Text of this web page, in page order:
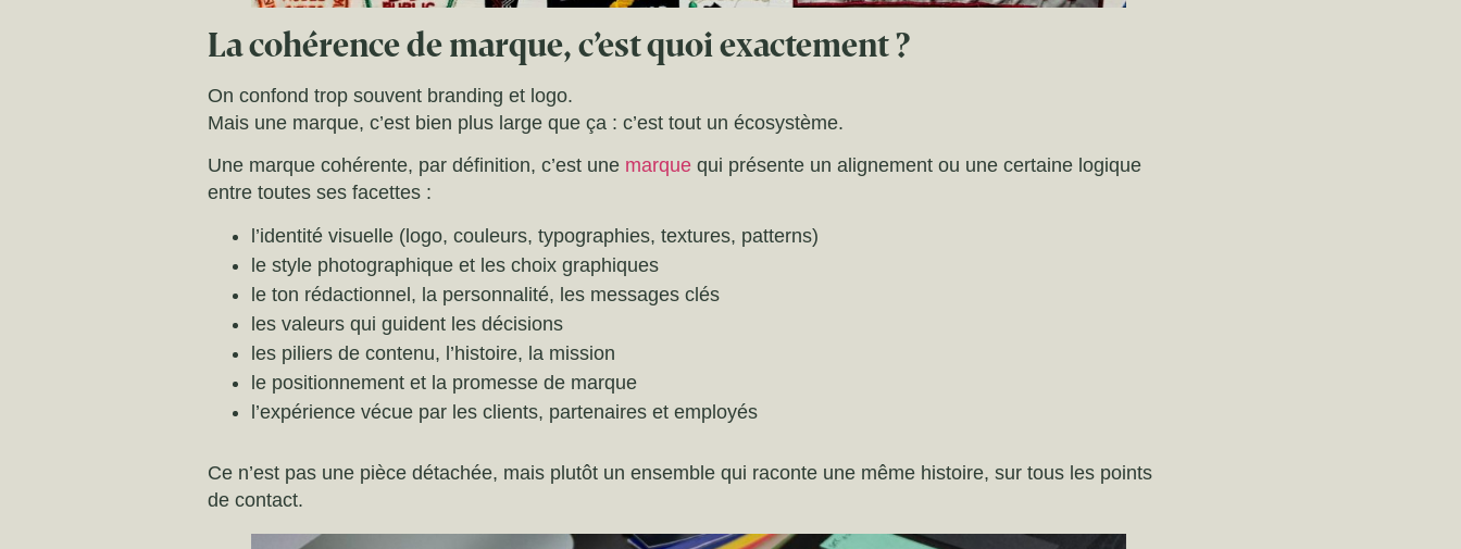
La cohérence de marque, c’est quoi exactement ?
On confond trop souvent branding et logo.
Mais une marque, c’est bien plus large que ça : c’est tout un écosystème.
Une marque cohérente, par définition, c’est une marquequi présente un alignement ou une certaine logique
entre toutes ses facettes :
l’identité visuelle (logo, couleurs, typographies, textures, patterns)
le style photographique et les choix graphiques
le ton rédactionnel, la personnalité, les messages clés
les valeurs qui guident les décisions
les piliers de contenu, l’histoire, la mission
le positionnement et la promesse de marque
l’expérience vécue par les clients, partenaires et employés
Ce n’est pas une pièce détachée, mais plutôt un ensemble qui raconte une même histoire, sur tous les points
de contact.